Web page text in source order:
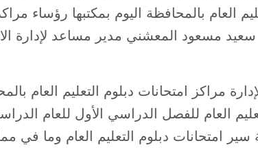
العام بالمحافظة اليوم بمكتبها رؤساء
مسعود المعشني مدير مساعد لإدارة
مراكز امتحانات دبلوم التعليم العام
سير امتحانات دبلوم التعليم العام وما